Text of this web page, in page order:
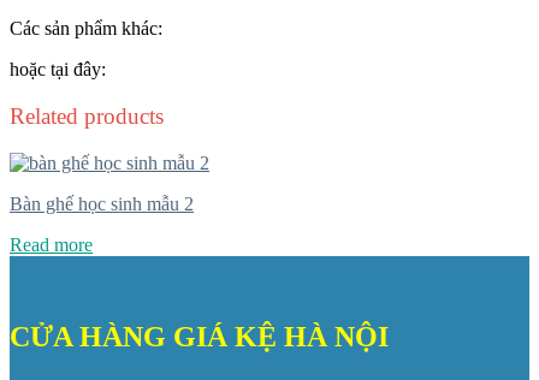
Các sản phẩm khác:
hoặc tại đây:
Related products
Bàn ghế học sinh mẫu 2
Read more
CỬA HÀNG GIÁ KỆ HÀ NỘI